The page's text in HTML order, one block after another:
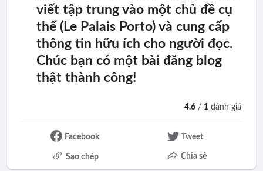
viết tập trung vào một chủ đề cụ
thể (Le Palais Porto) và cung cấp
thông tin hữu ích cho người đọc.
Chúc bạn có một bài đăng blog
thật thành công!
4.6 / 1 đánh giá
Facebook Tweet
Sao chép Chia sẻ